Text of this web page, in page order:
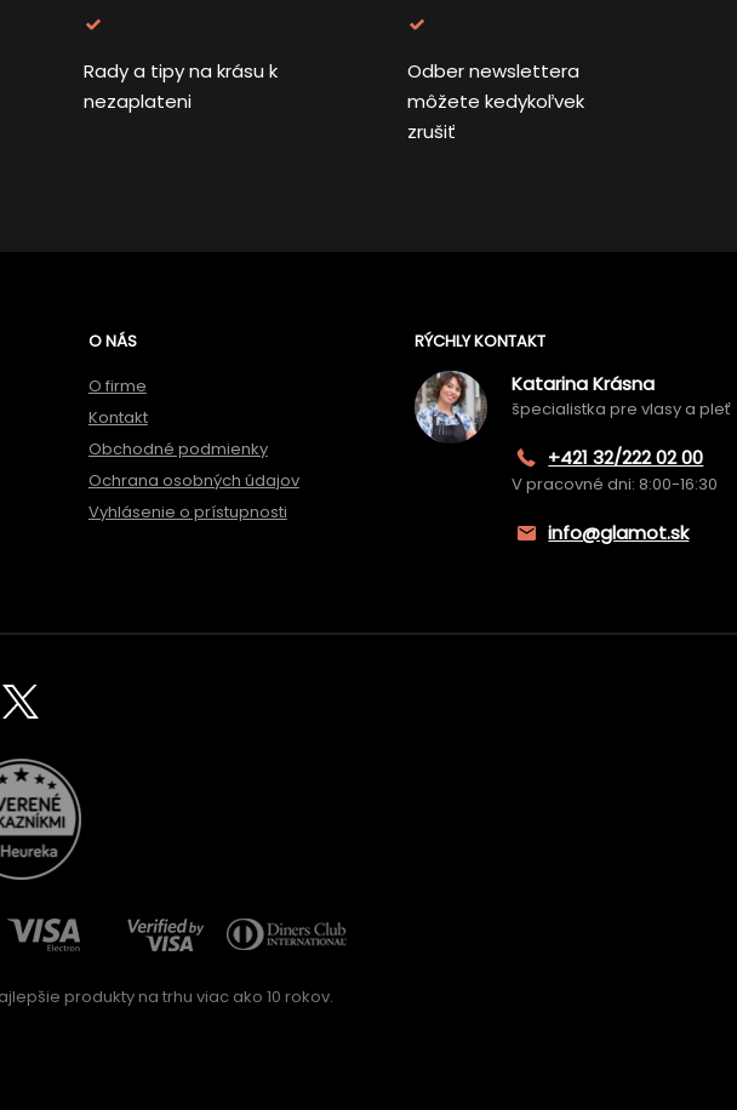
Rady a tipy na krásu k
nezaplateni
Odber newslettera
môžete kedykoľvek
zrušiť
O NÁS
O firme
Kontakt
Obchodné podmienky
Ochrana osobných údajov
Vyhlásenie o prístupnosti
RÝCHLY KONTAKT
Katarina Krásna
špecialistka pre vlasy a pleť
+421 32/222 02 00
V pracovné dni: 8:00-16:30
info@glamot.sk
produkty na trhu viac ako 10 rokov.